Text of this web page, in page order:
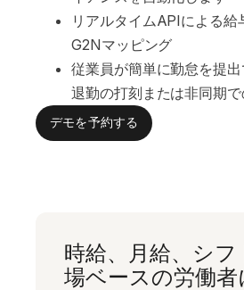
リアルタイムAPIによる給
G2Nマッピング
従業員が簡単に勤怠を提出
退勤の打刻または非同期で
デモを予約する
時給、月給、シフ
場ベースの労働者